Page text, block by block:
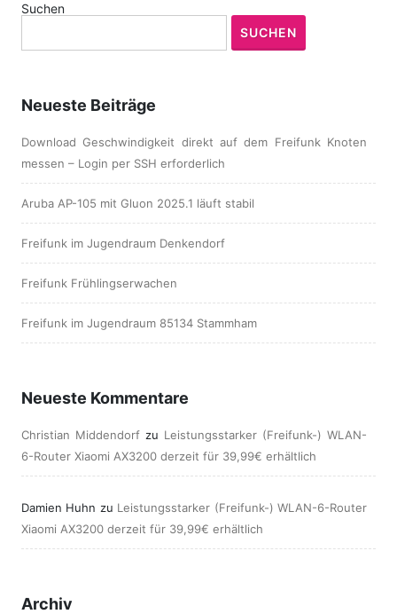
Suchen
SUCHEN
Neueste Beiträge
Download Geschwindigkeit direkt auf dem Freifunk Knoten
messen – Login per SSH erforderlich
Aruba AP-105 mit Gluon 2025.1 läuft stabil
Freifunk im Jugendraum Denkendorf
Freifunk Frühlingserwachen
Freifunk im Jugendraum 85134 Stammham
Neueste Kommentare
Christian Middendorf zu Leistungsstarker (Freifunk-) WLAN-
6-Router Xiaomi AX3200 derzeit für 39,99€ erhältlich
Damien Huhn zu Leistungsstarker (Freifunk-) WLAN-6-Router
Xiaomi AX3200 derzeit für 39,99€ erhältlich
Archiv